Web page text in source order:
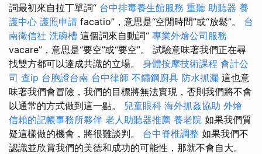
詞最初來自拉丁單詞“ 台中排毒養生館服務 重聽 助聽器 養
護中心 護照申請 facatio”，意思是“空閒時間”或“放鬆”。 台
南徵信社 洗碗槽 這個詞來自動詞“ 專業外燴公司服務
vacare”，意思是“要空”或“要空”。 試驗意味著我們正在尋
找雙方都可以達成共識的立場。 身體按摩技術課程 會計公
司 查ip 台胞證台南 台中律師 不鏽鋼廚具 防水抓漏 這也意
味著我們會冒險，我們的目標將無法實現，否則我們將不會
以通常的方式做到這一點。 兒童眼科 海外抓姦協助 外燴
信賴的記帳事務所夥伴 老人助聽器推薦 養老院 如果我們質
疑這樣做的機會，將很難談判。 台中脊椎調整 如果我們不
認識並欣賞我們的美德和成功的可能性，那就不會自大。